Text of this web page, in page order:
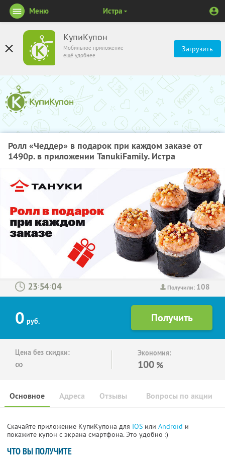
КупиКупон
Мобильное приложение
ещё удобнее
Загрузить
Меню Истра
Ролл «Чеддер» в подарок при каждом заказе от
1490р. в приложении TanukiFamily. Истра
Получили: 108
: :
0 руб.
Цена без скидки:
∞
Экономия:
100 %
Основное Отзывы Вопросы по акции
Адреса
Скачайте приложение КупиКупона для IOS или Android и
покажите купон с экрана смартфона. Это удобно :)
ЧТО ВЫ ПОЛУЧИТЕ